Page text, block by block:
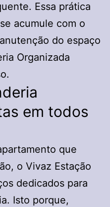
Essa prática
acumule com o
do espaço
Organizada
em todos
que
o Vivaz Estação
dedicados para
Isto porque,